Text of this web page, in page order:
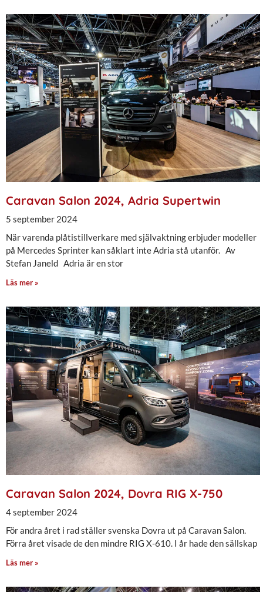
Caravan Salon 2024, Adria Supertwin
5 september 2024
När varenda plåtistillverkare med självaktning erbjuder modeller
på Mercedes Sprinter kan såklart inte Adria stå utanför. Av
Stefan Janeld Adria är en stor
Läs mer »
Caravan Salon 2024, Dovra RIG X-750
4 september 2024
För andra året i rad ställer svenska Dovra ut på Caravan Salon.
Förra året visade de den mindre RIG X-610. I år hade den sällskap
Läs mer »